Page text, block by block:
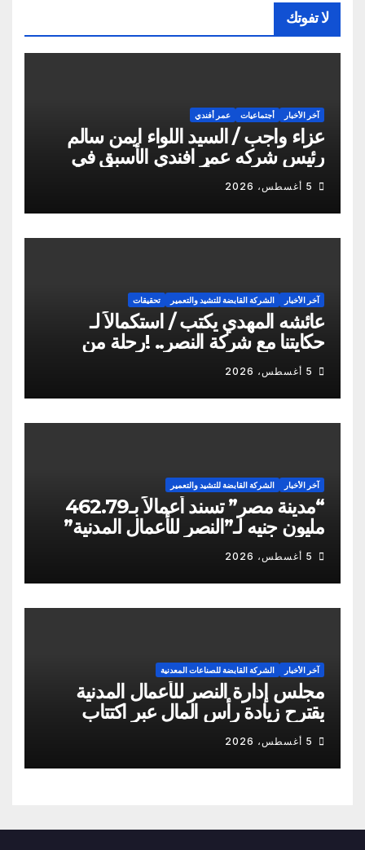
لا تفوتك
آخر الأخبار أجتماعيات عمر أفندي
عزاء واجب / السيد اللواء ايمن سالم
رئيس شركه عمر افندي الأسبق في
وفاه المغفور له أخو سيادته م أيمن
سالم
5 أغسطس، 2026
آخر الأخبار الشركة القابضة للتشيد والتعمير تحقيقات
عائشه المهدي يكتب / استكمالاً لـ
حكايتنا مع شركة النصر.. !رحلة من
الشكاوى ومزيد من التعنت المستمر.. و
لجوء للقابضة إلى صدمة الكواليس!
5 أغسطس، 2026
آخر الأخبار الشركة القابضة للتشيد والتعمير
“مدينة مصر” تسند أعمالاً بـ462.79
مليون جنيه لـ”النصر للأعمال المدنية”
5 أغسطس، 2026
آخر الأخبار الشركة القابضة للصناعات المعدنية
مجلس إدارة النصر للأعمال المدنية
يقترح زيادة رأس المال عبر اكتتاب
نقدي
5 أغسطس، 2026